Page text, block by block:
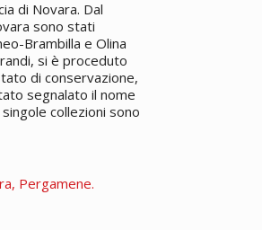
di Novara. Dal
sono stati
Brambilla e Olina
si è proceduto
di conservazione,
segnalato il nome
collezioni sono
Pergamene.